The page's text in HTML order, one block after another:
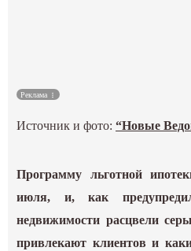
Реклама
Источник и фото:“Новые
Программу льготной
июля, и, как
недвижимости расцвели
привлекают клиентов и